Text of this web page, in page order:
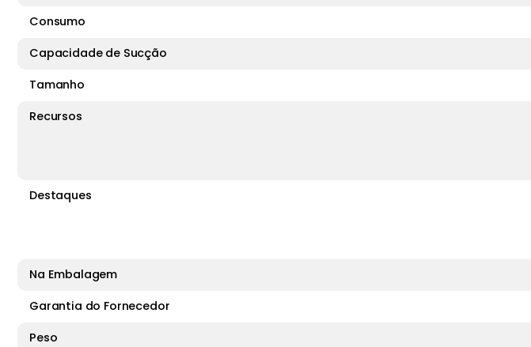
Consumo
Capacidade de Sucção
Tamanho
Recursos
Destaques
Na Embalagem
Garantia do Fornecedor
Peso